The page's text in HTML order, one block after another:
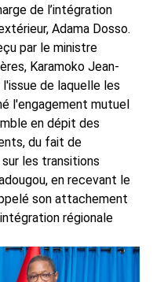
de l’intégration
Adama Dosso.
par le ministre
Karamoko Jean-
l'issue de laquelle les
l'engagement mutuel
en dépit des
du fait de
les transitions
en recevant le
son attachement
régionale